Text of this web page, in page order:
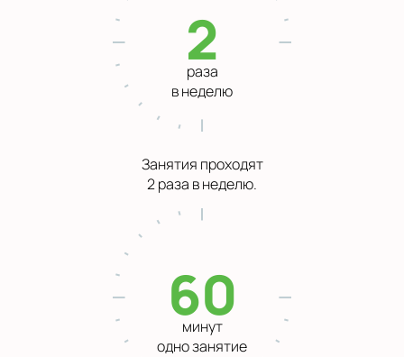
2
раза
в неделю
Занятия проходят
2 раза в неделю.
60
минут
одно занятие